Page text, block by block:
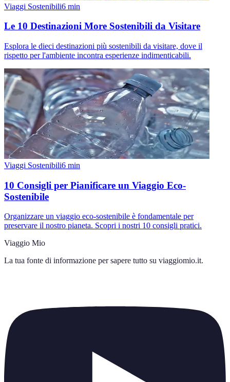
Viaggi Sostenibili6 min
Le 10 Destinazioni More Sostenibili da Visitare
Esplora le dieci destinazioni più sostenibili da visitare, dove il
rispetto per l'ambiente incontra esperienze indimenticabili.
Viaggi Sostenibili6 min
10 Consigli per Pianificare un Viaggio Eco-
Sostenibile
Organizzare un viaggio eco-sostenibile è fondamentale per
preservare il nostro pianeta. Scopri i nostri 10 consigli pratici.
Viaggio Mio
La tua fonte di informazione per sapere tutto su viaggiomio.it.